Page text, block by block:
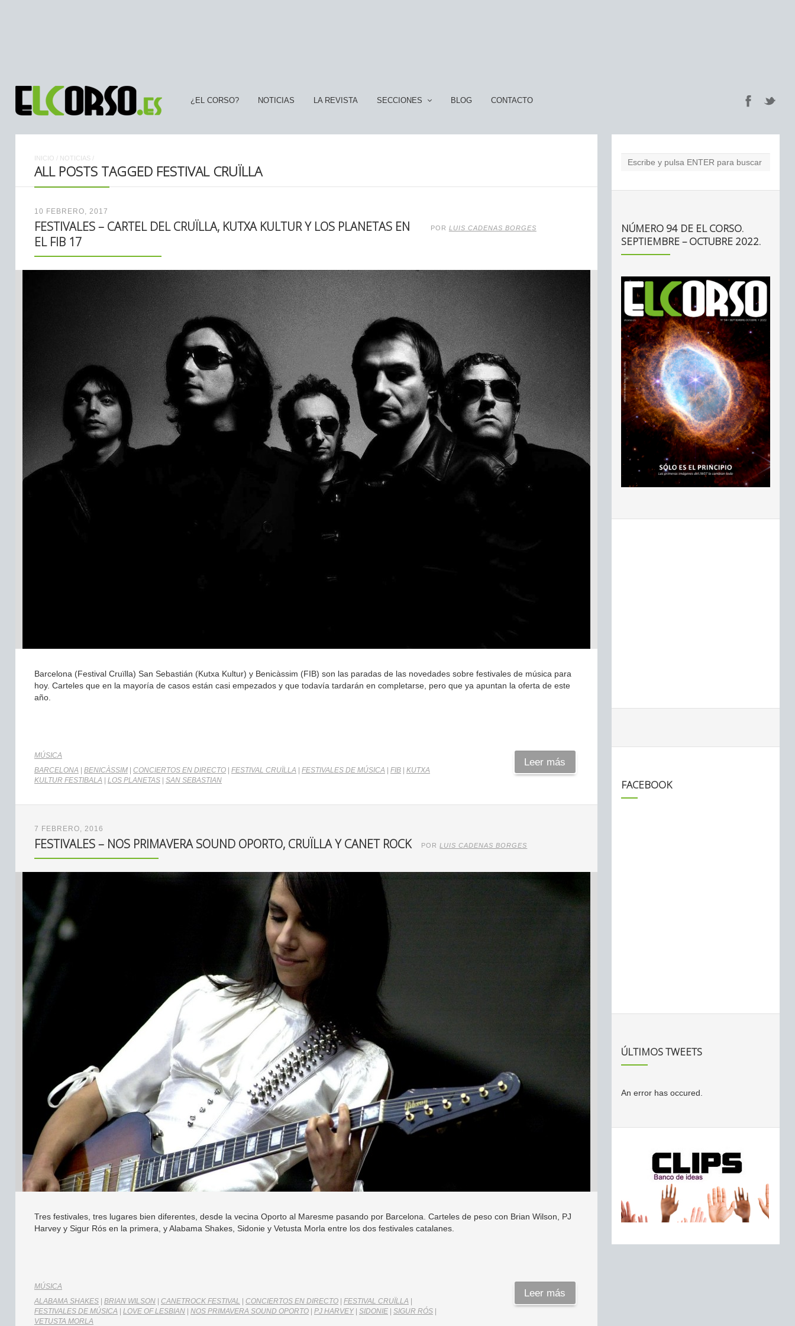
¿EL CORSO? NOTICIAS LA REVISTA SECCIONES BLOG CONTACTO
INICIO / NOTICIAS /
ALL POSTS TAGGED FESTIVAL CRUÏLLA
10 FEBRERO, 2017
FESTIVALES – CARTEL DEL CRUÏLLA, KUTXA KULTUR Y LOS PLANETAS EN
EL FIB 17
POR LUIS CADENAS BORGES
Barcelona (Festival Cruïlla) San Sebastián (Kutxa Kultur) y Benicàssim (FIB) son las paradas de las novedades sobre festivales de música para
hoy. Carteles que en la mayoría de casos están casi empezados y que todavía tardarán en completarse, pero que ya apuntan la oferta de este
año.
MÚSICA
BARCELONA
BENICÀSSIM CONCIERTOS EN DIRECTO FESTIVAL CRUÏLLA FESTIVALES DE MÚSICA FIB
KUTXA
KULTUR FESTIBALA
LOS PLANETAS SAN SEBASTIAN
Leer más
7 FEBRERO, 2016
FESTIVALES – NOS PRIMAVERA SOUND OPORTO, CRUÏLLA Y CANET ROCK PORLUIS CADENAS BORGES
Tres festivales, tres lugares bien diferentes, desde la vecina Oporto al Maresme pasando por Barcelona. Carteles de peso con Brian Wilson, PJ
Harvey y Sigur Rós en la primera, y Alabama Shakes, Sidonie y Vetusta Morla entre los dos festivales catalanes.
MÚSICA
ALABAMA SHAKES
BRIAN WILSON CANETROCK FESTIVAL CONCIERTOS EN DIRECTO FESTIVAL CRUÏLLA
FESTIVALES DE MÚSICA
LOVE OF LESBIAN NOS PRIMAVERA SOUND OPORTO PJ HARVEY| SIDONIE SIGUR RÓS
VETUSTA MORLA
Leer más
NÚMERO 94 DE EL CORSO.
SEPTIEMBRE – OCTUBRE 2022.
FACEBOOK
ÚLTIMOS TWEETS
An error has occured.